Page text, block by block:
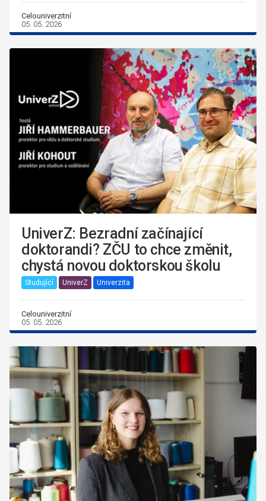
Celouniverzitní
05. 05. 2026
UniverZ: Bezradní začínající
doktorandi? ZČU to chce změnit,
chystá novou doktorskou školu
Studující UniverZ Univerzita
Celouniverzitní
05. 05. 2026